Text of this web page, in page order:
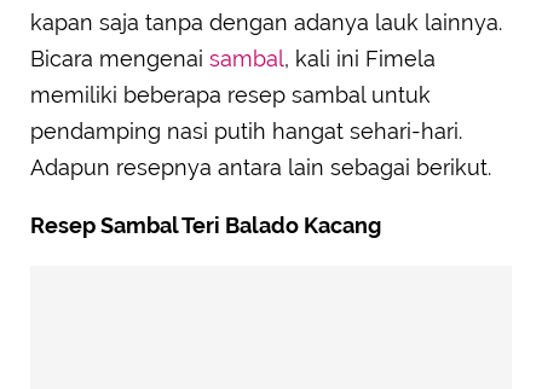
kapan saja tanpa dengan adanya lauk lainnya.
Bicara mengenai sambal, kali ini Fimela
memiliki beberapa resep sambal untuk
pendamping nasi putih hangat sehari-hari.
Adapun resepnya antara lain sebagai berikut.
Resep Sambal Teri Balado Kacang